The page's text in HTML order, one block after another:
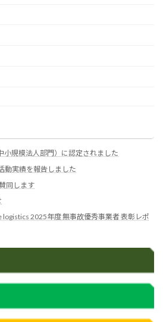
小規模法人部門）に認定されました
動実績を報告しました
同します
logistics 2025年度 無事故優秀事業者 表彰レポ